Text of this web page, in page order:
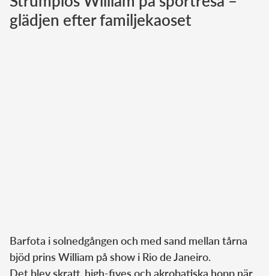
Norska kungahuset
glädjen efter familjekaoset
Barfota i solnedgången och med sand mellan tårna
bjöd prins William på show i Rio de Janeiro.
Det blev skratt, high-fives och akrobatiska hopp när